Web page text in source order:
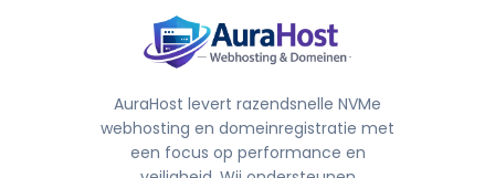
AuraHost levert razendsnelle NVMe
webhosting en domeinregistratie met
een focus op performance en